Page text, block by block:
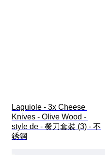
Laguiole - 3x Cheese
Knives - Olive Wood -
style de - 餐刀套裝 (3) - 不
銹鋼